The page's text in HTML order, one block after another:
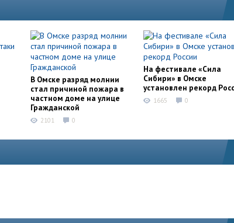
В Омске разряд молнии
стал причиной пожара в
частном доме на улице
Гражданской
2101 0
На фестивале «Сила
Сибири» в Омске
установлен рекорд
1665 0